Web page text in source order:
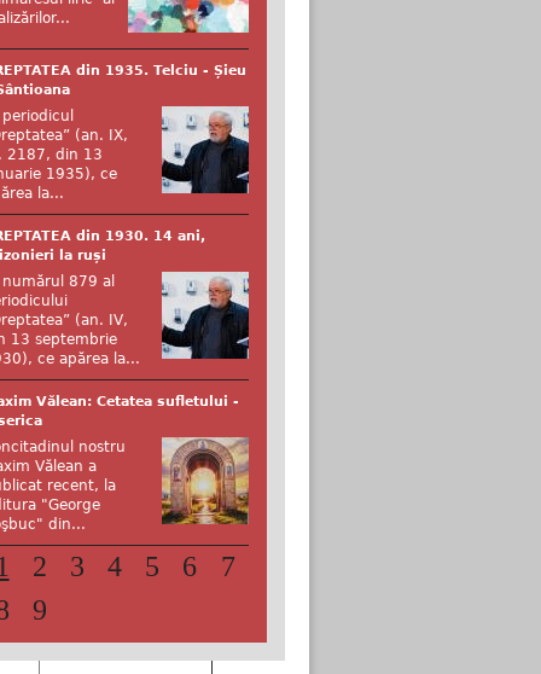
Avocat
Administrator
Manager
Furnizor Servicii
din 1935. Telciu - Șieu
(an. IX,
2187, din 13
1935), ce
la...
din 1930. 14 ani,
la ruși
879 al
(an. IV,
13 septembrie
ce apărea la...
Vălean: Cetatea sufletului -
nostru
Vălean a
recent, la
"George
din...
2 3 4 5 6
7
9